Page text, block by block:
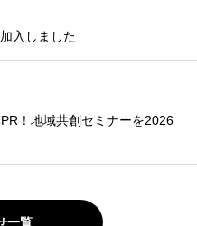
入しました
！地域共創セミナーを2026
一覧